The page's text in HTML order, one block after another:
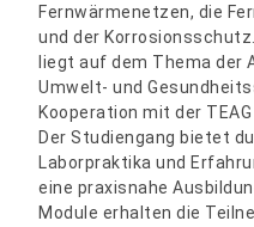
Fernwärmenetzen, die
und der
liegt auf dem Thema der
Umwelt- und
Kooperation mit der
Der Studiengang bietet
Laborpraktika und
eine praxisnahe
Module erhalten die